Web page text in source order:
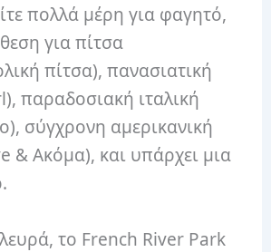
πολλά μέρη για φαγητό,
για πίτσα
πίτσα), πανασιατική
παραδοσιακή ιταλική
σύγχρονη αμερικανική
& Ακόμα), και υπάρχει μια
το French River Park